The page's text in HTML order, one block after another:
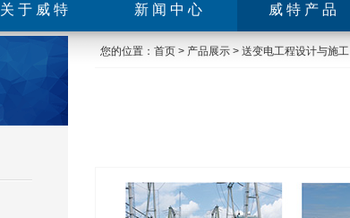
关于威特 新闻中心 威特产品
您的位置： 首页 > 产品展示 > 送变电工程设计与施工